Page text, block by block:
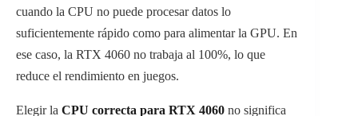
cuando la CPU no puede procesar datos lo
suficientemente rápido como para alimentar la GPU. En
ese caso, la RTX 4060 no trabaja al 100%, lo que
reduce el rendimiento en juegos.
Elegir la CPU correcta para RTX 4060 no significa